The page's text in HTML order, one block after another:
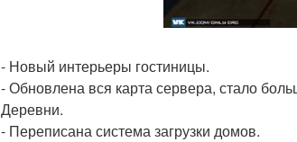
- Новый интерьеры гостиницы.
- Обновлена вся карта сервера, стало
Деревни.
- Переписана система загрузки домов.